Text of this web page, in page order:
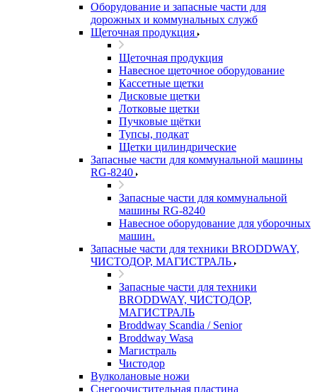
Оборудование и запасные части для
дорожных и коммунальных служб
Щеточная продукция
Щеточная продукция
Навесное щеточное оборудование
Кассетные щетки
Дисковые щетки
Лотковые щетки
Пучковые щётки
Тупсы, подкат
Щетки цилиндрические
Запасные части для коммунальной машины
RG-8240
Запасные части для коммунальной
машины RG-8240
Навесное оборудование для уборочных
машин.
Запасные части для техники BRODDWAY,
ЧИСТОДОР, МАГИСТРАЛЬ
Запасные части для техники
BRODDWAY, ЧИСТОДОР,
МАГИСТРАЛЬ
Broddway Scandia / Senior
Broddway Wasa
Магистраль
Чистодор
Вулколановые ножи
Снегоочистительная пластина